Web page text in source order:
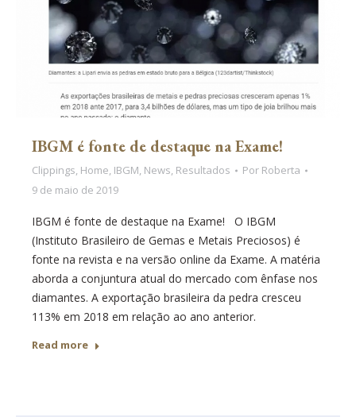
IBGM é fonte de destaque na Exame!
Clippings, Home, IBGM, News, Resultados Por Roberta
9 de maio de 2019
IBGM é fonte de destaque na Exame! O IBGM
(Instituto Brasileiro de Gemas e Metais Preciosos) é
fonte na revista e na versão online da Exame. A matéria
aborda a conjuntura atual do mercado com ênfase nos
diamantes. A exportação brasileira da pedra cresceu
113% em 2018 em relação ao ano anterior.
Read more